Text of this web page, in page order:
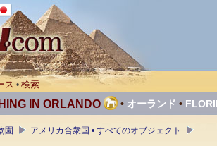
ス • 検索
IN ORLANDO • オーランド •
園 アメリカ合衆国 • すべてのオブジェクト